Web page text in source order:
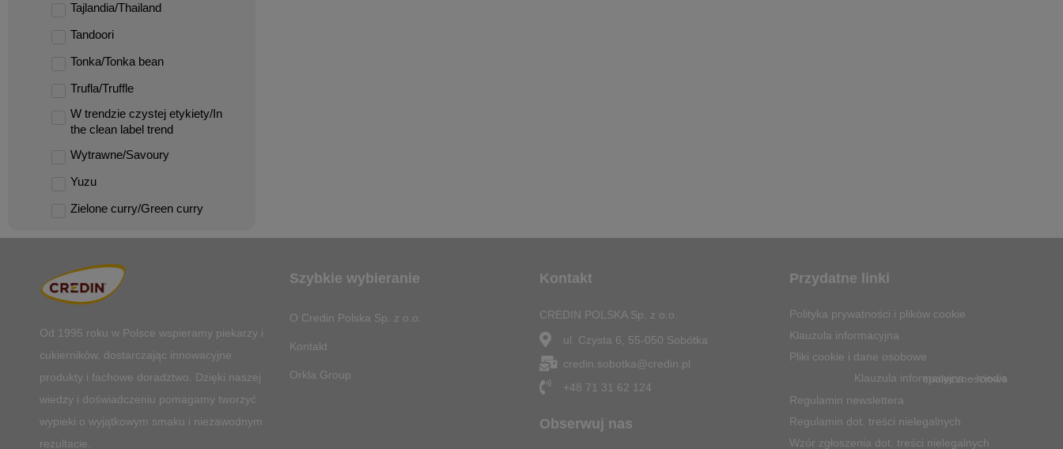
Tajlandia/Thailand
Tandoori
Tonka/Tonka bean
Trufla/Truffle
W trendzie czystej etykiety/In
the clean label trend
Wytrawne/Savoury
Yuzu
Zielone curry/Green curry
Od 1995 roku w Polsce wspieramy piekarzy i
cukierników, dostarczając innowacyjne
produkty i fachowe doradztwo. Dzięki naszej
wiedzy i doświadczeniu pomagamy tworzyć
wypieki o wyjątkowym smaku i niezawodnym
rezultacie.
Szybkie wybieranie
O Credin Polska Sp. z o.o.
Kontakt
Orkla Group
Kontakt
CREDIN POLSKA Sp. z o.o.
ul. Czysta 6, 55-050 Sobótka
credin.sobotka@credin.pl
+48 71 31 62 124
Obserwuj nas
Przydatne linki
Polityka prywatności i plików cookie
Klauzula informacyjna
Pliki cookie i dane osobowe
Klauzula informacyjna – media społecznościowe
Regulamin newslettera
Regulamin dot. treści nielegalnych
Wzór zgłoszenia dot. treści nielegalnych